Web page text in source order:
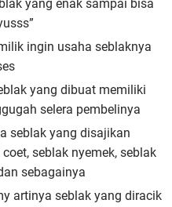
yang enak sampai bisa
ingin usaha seblaknya
yang dibuat memiliki
selera pembelinya
seblak yang disajikan
seblak nyemek, seblak
sebagainya
artinya seblak yang diracik